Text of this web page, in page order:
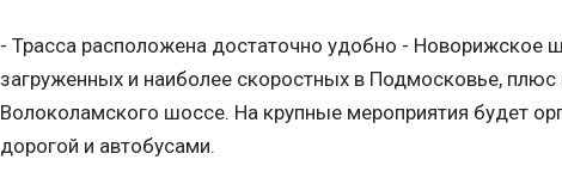
- Трасса расположена достаточно удобно - Новорижское
загруженных и наиболее скоростных в Подмосковье,
Волоколамского шоссе. На крупные мероприятия будет
дорогой и автобусами.